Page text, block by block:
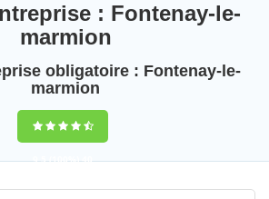
: Fontenay-le-
marmion
obligatoire : Fontenay-le-
marmion
9,5(100%)40
votes